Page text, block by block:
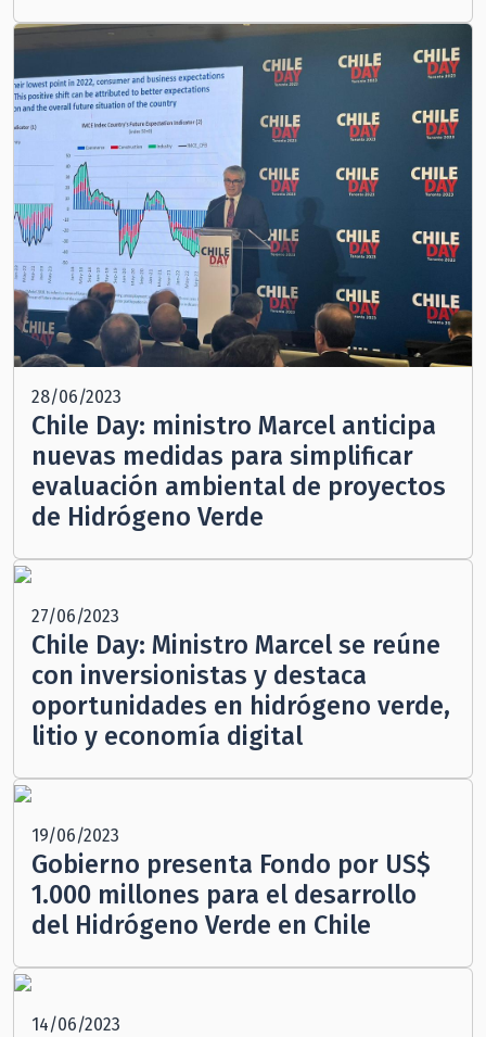
28/06/2023
Chile Day: ministro Marcel anticipa
nuevas medidas para simplificar
evaluación ambiental de proyectos
de Hidrógeno Verde
27/06/2023
Chile Day: Ministro Marcel se reúne
con inversionistas y destaca
oportunidades en hidrógeno verde,
litio y economía digital
19/06/2023
Gobierno presenta Fondo por US$
1.000 millones para el desarrollo
del Hidrógeno Verde en Chile
14/06/2023